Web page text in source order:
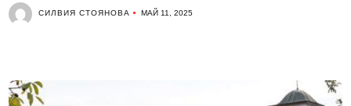
СИЛВИЯ СТОЯНОВА МАЙ 11, 2025